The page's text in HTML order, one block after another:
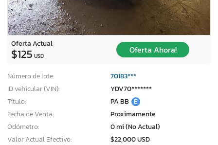
Oferta Actual
$125 USD
Oferta Ahora!
Número de lote:
70183***
ID vehicular (VIN):
YDV70*******
Título:
PA BB E
Fecha de Venta:
Proximamente
Odómetro:
0 mi (No Actual)
Valor Actual Efectivo:
$22,000 USD